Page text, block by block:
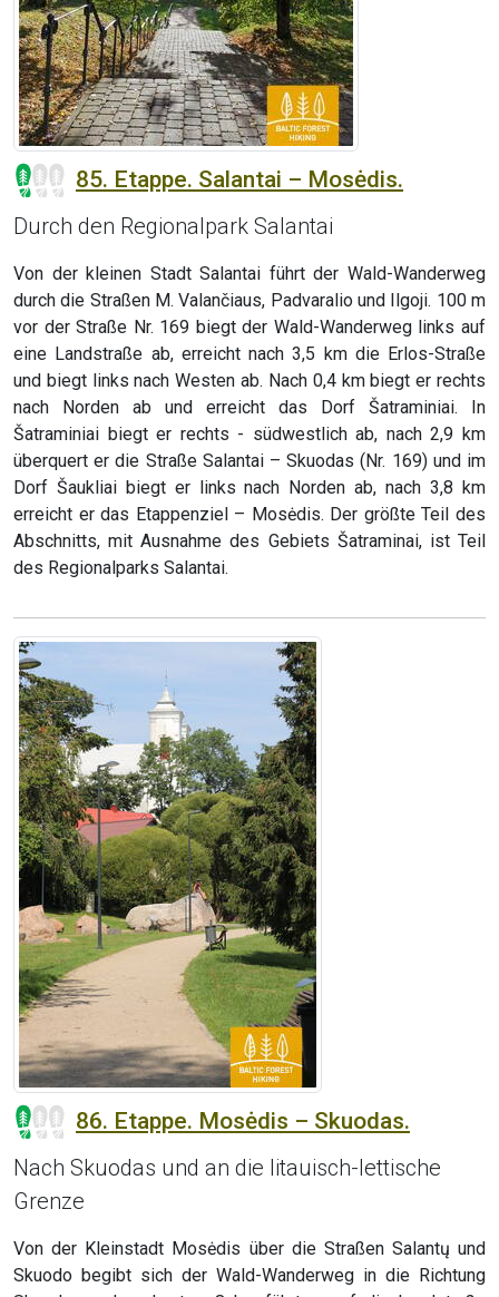
85. Etappe. Salantai – Mosėdis.
Durch den Regionalpark Salantai
Von der kleinen Stadt Salantai führt der Wald-Wanderweg
durch die Straßen M. Valančiaus, Padvaralio und Ilgoji. 100 m
vor der Straße Nr. 169 biegt der Wald-Wanderweg links auf
eine Landstraße ab, erreicht nach 3,5 km die Erlos-Straße
und biegt links nach Westen ab. Nach 0,4 km biegt er rechts
nach Norden ab und erreicht das Dorf Šatraminiai. In
Šatraminiai biegt er rechts - südwestlich ab, nach 2,9 km
überquert er die Straße Salantai – Skuodas (Nr. 169) und im
Dorf Šaukliai biegt er links nach Norden ab, nach 3,8 km
erreicht er das Etappenziel – Mosėdis. Der größte Teil des
Abschnitts, mit Ausnahme des Gebiets Šatraminai, ist Teil
des Regionalparks Salantai.
86. Etappe. Mosėdis – Skuodas.
Nach Skuodas und an die litauisch-lettische
Grenze
Von der Kleinstadt Mosėdis über die Straßen Salantų und
Skuodo begibt sich der Wald-Wanderweg in die Richtung